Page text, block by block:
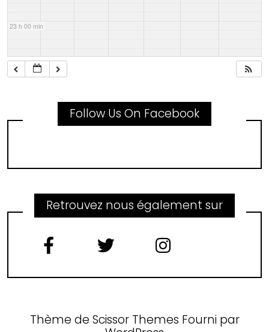
23 h 00 min
Follow Us On Facebook
Retrouvez nous également sur
Thème de Scissor Themes Fourni par